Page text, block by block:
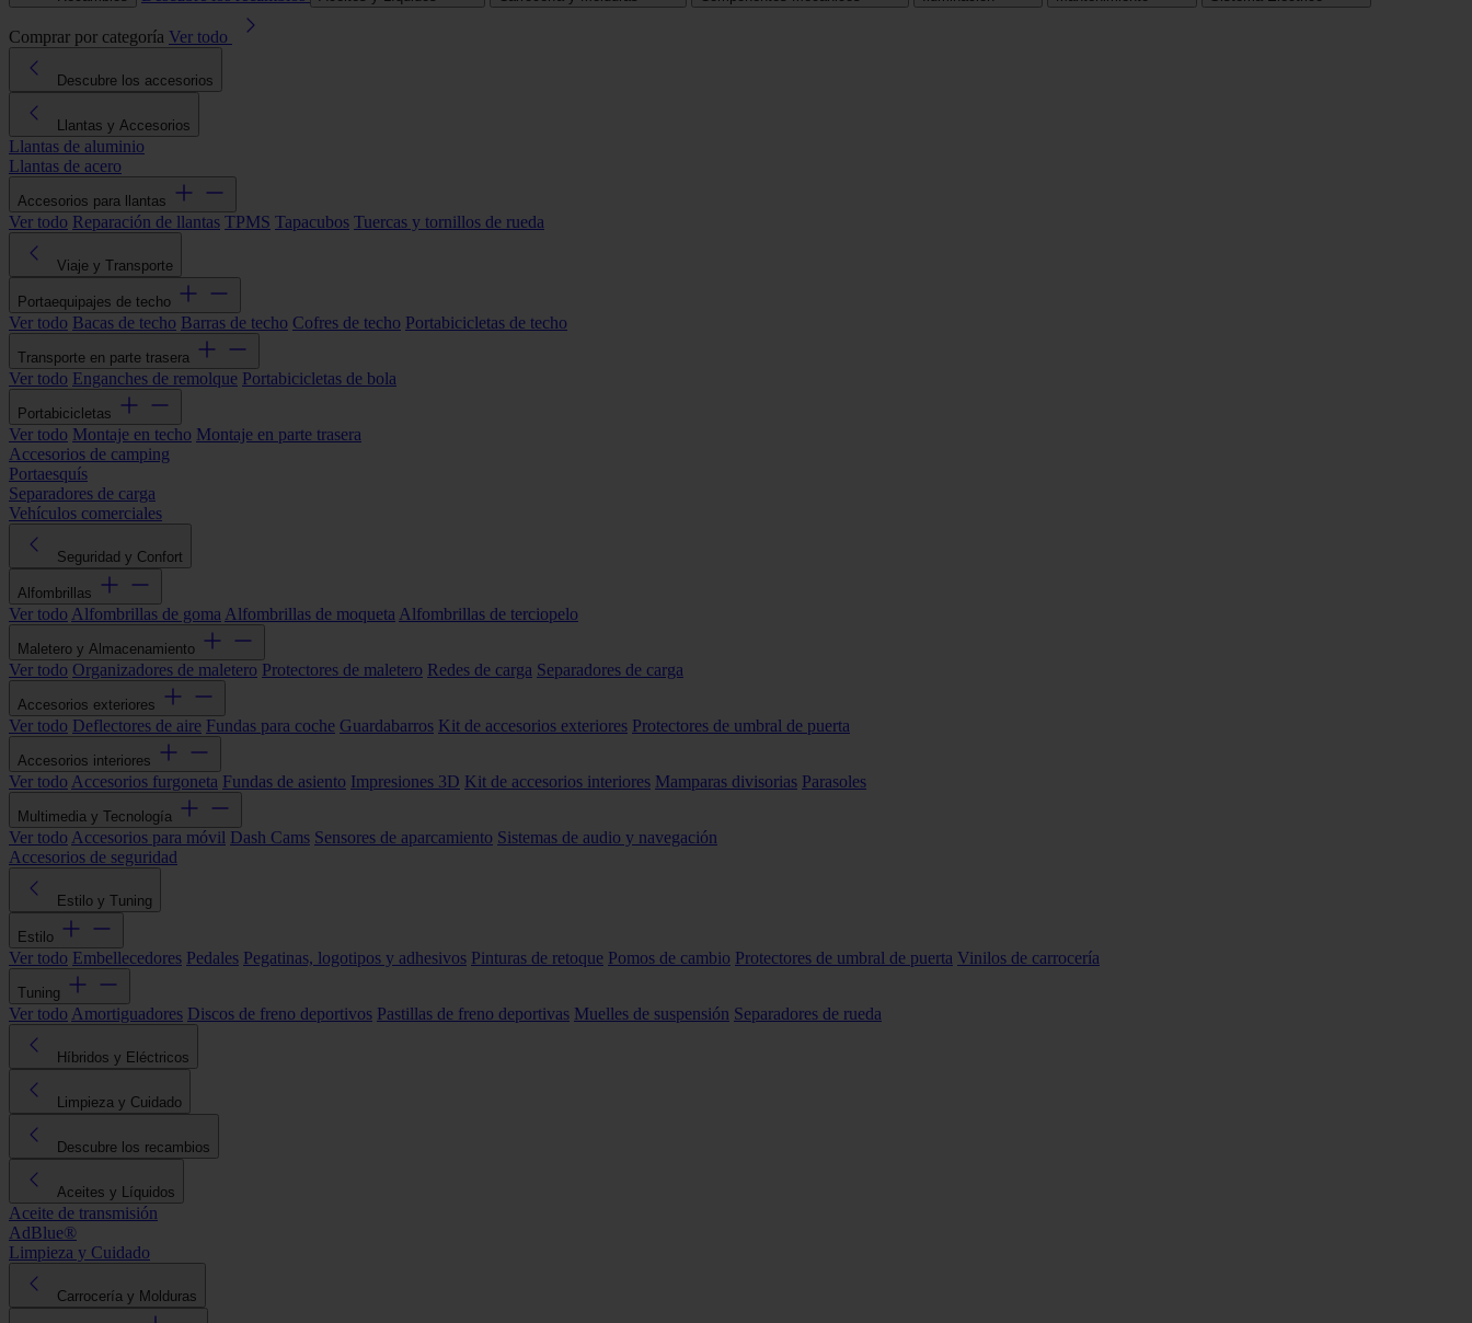
Comprar por categoría Ver todo
Descubre los accesorios
Llantas y Accesorios
Llantas de aluminio
Llantas de acero
Accesorios para llantas
Ver todo Reparación de llantas TPMS Tapacubos Tuercas y tornillos de rueda
Viaje y Transporte
Portaequipajes de techo
Ver todo Bacas de techo Barras de techo Cofres de techo Portabicicletas de techo
Transporte en parte trasera
Ver todo Enganches de remolque Portabicicletas de bola
Portabicicletas
Ver todo Montaje en techo Montaje en parte trasera
Accesorios de camping
Portaesquís
Separadores de carga
Vehículos comerciales
Seguridad y Confort
Alfombrillas
Ver todo Alfombrillas de goma Alfombrillas de moqueta Alfombrillas de terciopelo
Maletero y Almacenamiento
Ver todo Organizadores de maletero Protectores de maletero Redes de carga Separadores de carga
Accesorios exteriores
Ver todo Deflectores de aire Fundas para coche Guardabarros Kit de accesorios exteriores Protectores de umbral de puerta
Accesorios interiores
Ver todo Accesorios furgoneta Fundas de asiento Impresiones 3D Kit de accesorios interiores Mamparas divisorias Parasoles
Multimedia y Tecnología
Ver todo Accesorios para móvil Dash Cams Sensores de aparcamiento Sistemas de audio y navegación
Accesorios de seguridad
Estilo y Tuning
Estilo
Ver todo Embellecedores Pedales Pegatinas, logotipos y adhesivos Pinturas de retoque Pomos de cambio Protectores de umbral de puerta Vinilos de carrocería
Tuning
Ver todo Amortiguadores Discos de freno deportivos Pastillas de freno deportivas Muelles de suspensión Separadores de rueda
Híbridos y Eléctricos
Limpieza y Cuidado
Descubre los recambios
Aceites y Líquidos
Aceite de transmisión
AdBlue®
Limpieza y Cuidado
Carrocería y Molduras